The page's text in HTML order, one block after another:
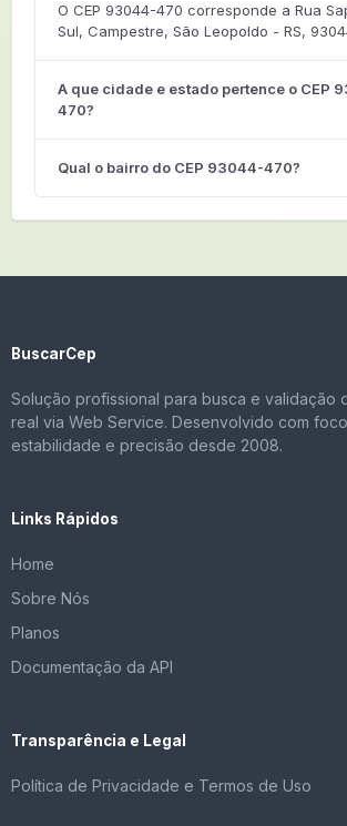
O CEP 93044-470 corresponde a Rua
Sul, Campestre, São Leopoldo - RS,
A que cidade e estado pertence o CEP
470?
Qual o bairro do CEP 93044-470?
BuscarCep
Solução profissional para busca e validação
real via Web Service. Desenvolvido com
estabilidade e precisão desde 2008.
Links Rápidos
Home
Sobre Nós
Planos
Documentação da API
Transparência e Legal
Política de Privacidade e Termos de Uso